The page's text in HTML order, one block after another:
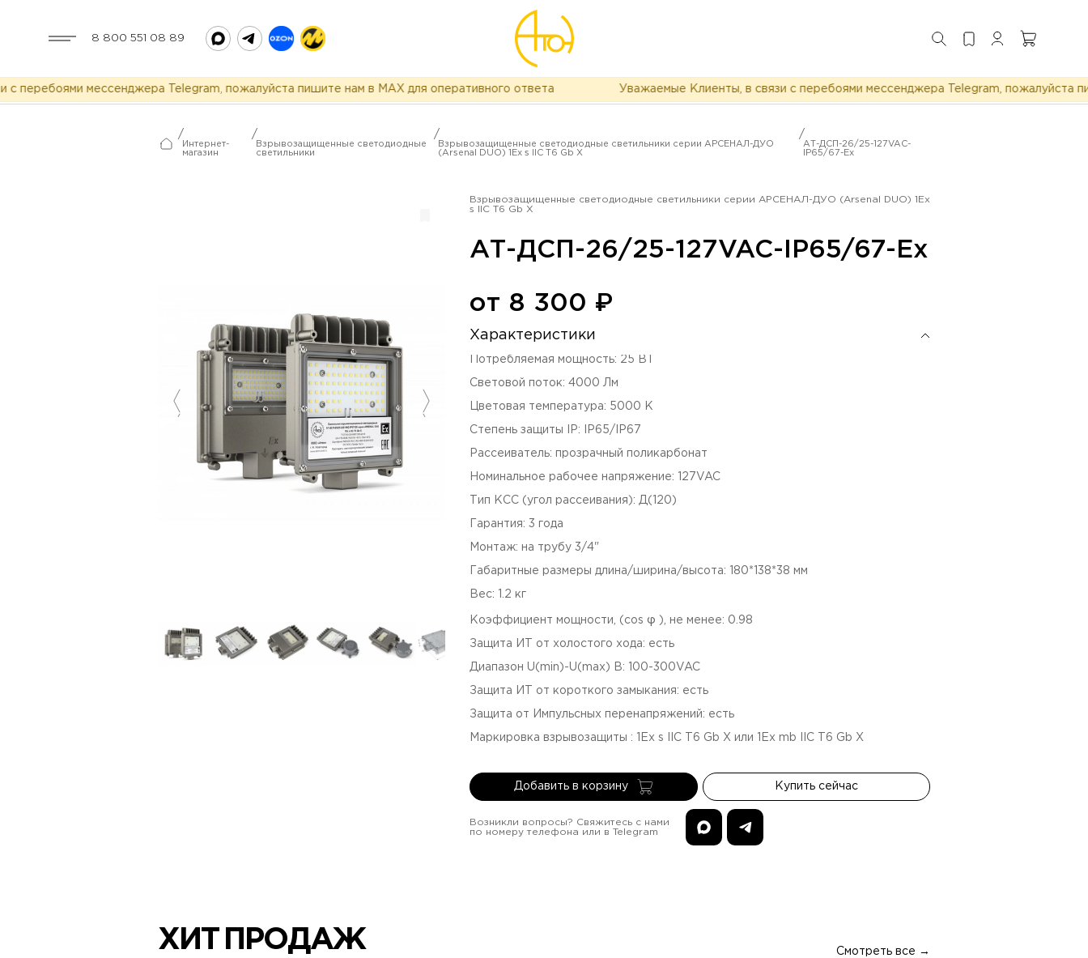
8 800 551 08 89
мессенджера Telegram, пожалуйста пишите нам в MAX для оперативного ответа Уважаемые Клиенты, в связи с перебоями мессенджера Telegram, пожалуйста
/
Интернет-
магазин
/
Взрывозащищенные светодиодные
светильники
/
Взрывозащищенные светодиодные светильники серии АРСЕНАЛ-ДУО
(Arsenal DUO) 1Ex s IIC T6 Gb X
/
АТ-ДСП-26/25-127VAC-
IP65/67-Ex
Взрывозащищенные светодиодные светильники серии АРСЕНАЛ-ДУО (Arsenal DUO) 1Ex
s IIC T6 Gb X
АТ-ДСП-26/25-127VAC-IP65/67-Ex
от 8 300 ₽
Характеристики
Потребляемая мощность: 25 ВТ
Световой поток: 4000 Лм
Цветовая температура: 5000 К
Степень защиты IP: IP65/IP67
Рассеиватель: прозрачный поликарбонат
Номинальное рабочее напряжение: 127VAC
Тип КСС (угол рассеивания): Д(120)
Гарантия: 3 года
Монтаж: на трубу 3/4"
Габаритные размеры длина/ширина/высота: 180*138*38 мм
Вес: 1.2 кг
Коэффициент мощности, (cos φ ), не менее: 0.98
Защита ИТ от холостого хода: есть
Диапазон U(min)-U(max) В: 100-300VAC
Защита ИТ от короткого замыкания: есть
Защита от Импульсных перенапряжений: есть
Маркировка взрывозащиты : 1Ex s IIC T6 Gb X или 1Ex mb IIC T6 Gb X
Добавить в корзину Купить сейчас
Возникли вопросы? Свяжитесь с нами
по номеру телефона или в Telegram
ХИТ ПРОДАЖ Смотреть все →